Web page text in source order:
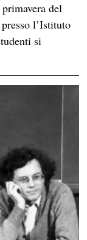
del
l’Istituto
si